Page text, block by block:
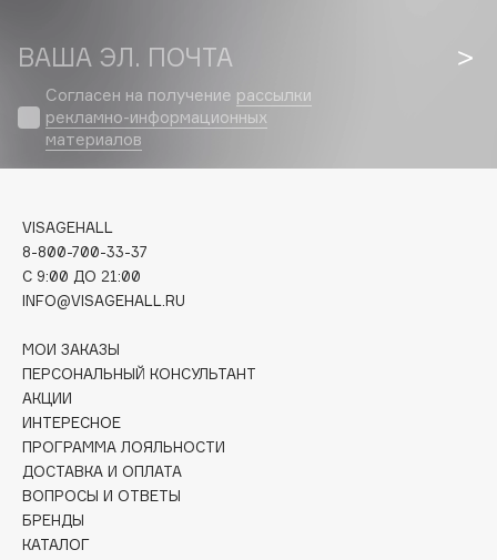
Carbon Theory
Carolina Herrera
Catrice
Chupa Chups
Clarette
Clarins
Clive Christian
Club De Nuit
Collagenina
Consly
Corimo
CosRX
ВАША ЭЛ. ПОЧТА
Согласен на получение рассылки
рекламно-информационных
материалов
VISAGEHALL
8-800-700-33-37
C 9:00 ДО 21:00
INFO@VISAGEHALL.RU
МОИ ЗАКАЗЫ
ПЕРСОНАЛЬНЫЙ КОНСУЛЬТАНТ
АКЦИИ
ИНТЕРЕСНОЕ
ПРОГРАММА ЛОЯЛЬНОСТИ
ДОСТАВКА И ОПЛАТА
ВОПРОСЫ И ОТВЕТЫ
БРЕНДЫ
КАТАЛОГ